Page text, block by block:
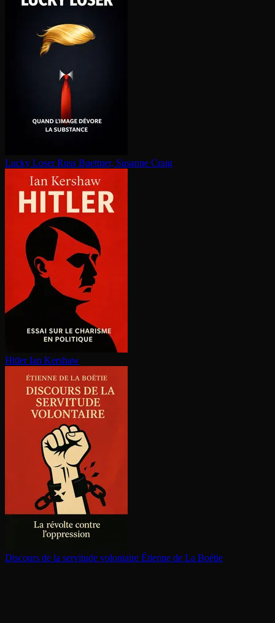
Lucky Loser Russ Buettner, Susanne Craig
Hitler Ian Kershaw
Discours de la servitude volontaire Étienne de La Boétie